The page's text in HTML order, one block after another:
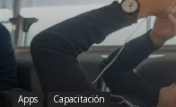
Apps Capacitación